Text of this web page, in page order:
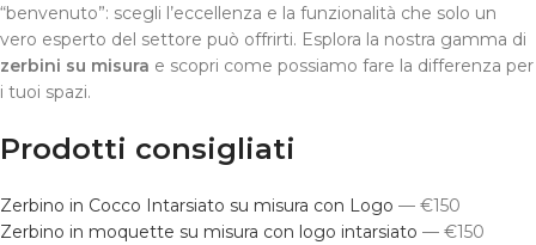
“benvenuto”: scegli l’eccellenza e la funzionalità che solo un
vero esperto del settore può offrirti. Esplora la nostra gamma di
zerbini su misura e scopri come possiamo fare la differenza per
i tuoi spazi.
Prodotti consigliati
Zerbino in Cocco Intarsiato su misura con Logo — €150
Zerbino in moquette su misura con logo intarsiato — €150